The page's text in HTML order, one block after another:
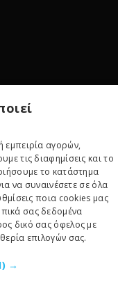
εμπειρία αγορών,
τις διαφημίσεις και το
το κατάστημα
να συναινέσετε σε όλα
ποια cookies μας
σας δεδομένα
δικό σας όφελος με
επιλογών σας.
→